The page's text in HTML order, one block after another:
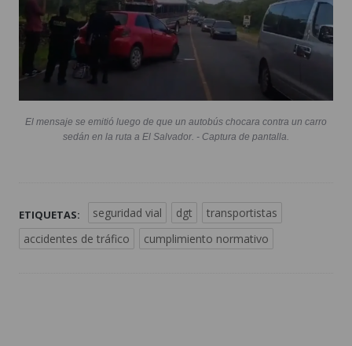
El mensaje se emitió luego de que un autobús chocara contra un carro
sedán en la ruta a El Salvador. - Captura de pantalla.
ETIQUETAS: seguridad vial dgt
transportistas
accidentes de tráfico
cumplimiento normativo